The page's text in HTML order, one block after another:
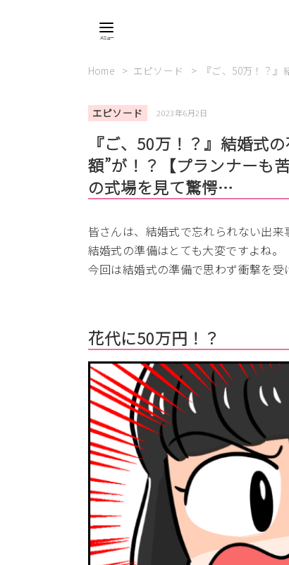
Home エピソード 『ご、50万！？
エピソード 2023年6月2日
『ご、50万！？』結婚式
額”が！？【プランナーも
の式場を見て驚愕…
皆さんは、結婚式で忘れられない出来
結婚式の準備はとても大変ですよね。
今回は結婚式の準備で思わず衝撃を受
花代に50万円！？